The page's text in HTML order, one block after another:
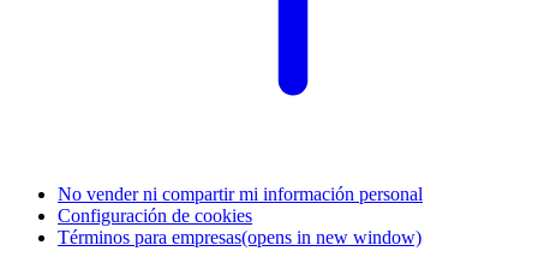
No vender ni compartir mi información personal
Configuración de cookies
Términos para empresas(opens in new window)